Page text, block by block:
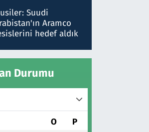
verdi, ben
Suudi
Aramco
hedef aldık
Durumu
O P